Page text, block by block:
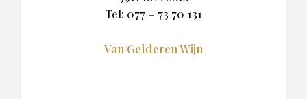
Tel: 077 – 73 70 131
Van Gelderen Wijn